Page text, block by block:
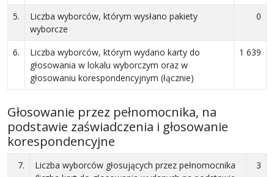
5.
Liczba wyborców, którym wysłano pakiety
wyborcze
0
6.
Liczba wyborców, którym wydano karty do
głosowania w lokalu wyborczym oraz w
głosowaniu korespondencyjnym (łącznie)
1 639
Głosowanie przez pełnomocnika, na
podstawie zaświadczenia i głosowanie
korespondencyjne
7.
Liczba wyborców głosujących przez pełnomocnika
3